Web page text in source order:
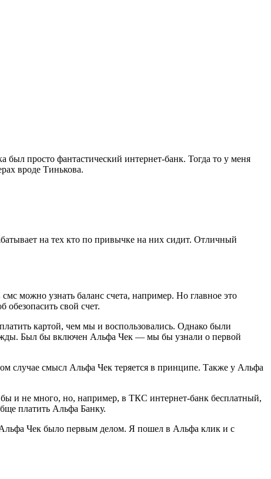
просто фантастический интернет-банк. Тогда то у меня
вроде Тинькова.
на тех кто по привычке на них сидит. Отличный
можно узнать баланс счета, например. Но главное это
свой счет.
картой, чем мы и воспользовались. Однако были
Был бы включен Альфа Чек — мы бы узнали о первой
случае смысл Альфа Чек теряется в принципе. Также у Альфа
и не много, но, например, в ТКС интернет-банк бесплатный,
платить Альфа Банку.
Альфа Чек было первым делом. Я пошел в Альфа клик и с